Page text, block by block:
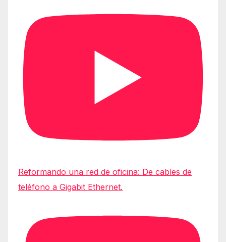
Reformando una red de oficina: De cables de
teléfono a Gigabit Ethernet.